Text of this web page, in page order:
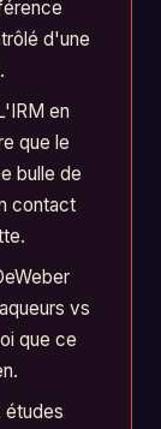
d'une
en
que le
bulle de
contact
vs
que ce
études